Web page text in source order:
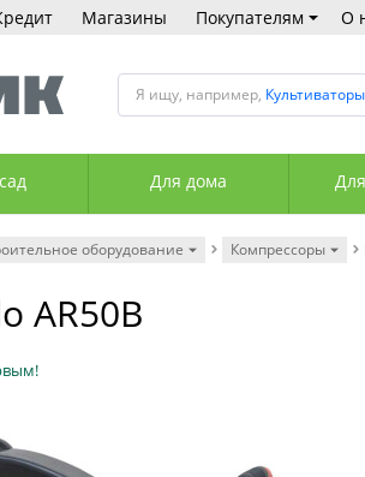
Магазины Покупателям О
Я ищу, например, Культиваторы
Для дома
оборудование Компрессоры
AR50B